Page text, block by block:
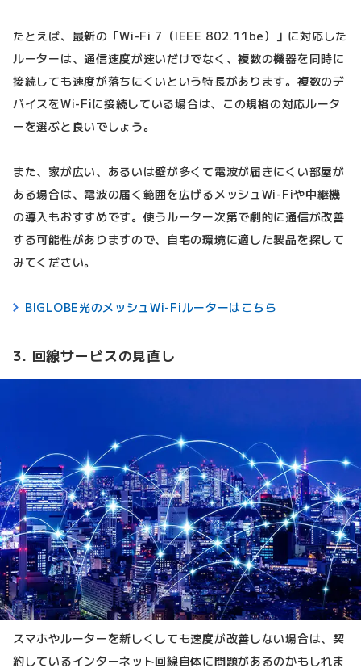
たとえば、最新の「Wi-Fi 7（IEEE 802.11be）」に対応した
ルーターは、通信速度が速いだけでなく、複数の機器を同時に
接続しても速度が落ちにくいという特長があります。複数のデ
バイスをWi-Fiに接続している場合は、この規格の対応ルータ
ーを選ぶと良いでしょう。
また、家が広い、あるいは壁が多くて電波が届きにくい部屋が
ある場合は、電波の届く範囲を広げるメッシュWi-Fiや中継機
の導入もおすすめです。使うルーター次第で劇的に通信が改善
する可能性がありますので、自宅の環境に適した製品を探して
みてください。
BIGLOBE光のメッシュWi-Fiルーターはこちら
3. 回線サービスの見直し
スマホやルーターを新しくしても速度が改善しない場合は、契
約しているインターネット回線自体に問題があるのかもしれま